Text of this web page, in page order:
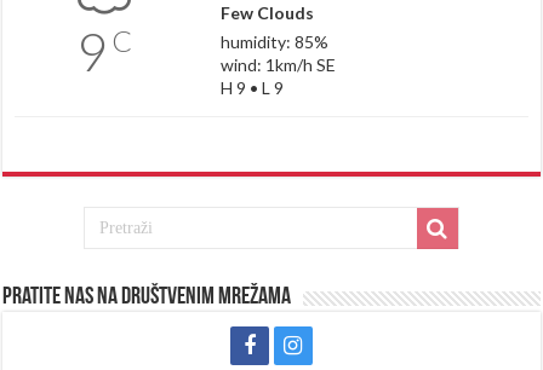
9 C
Few Clouds
humidity: 85%
wind: 1km/h SE
H 9 • L 9
Pratite nas na društvenim mrežama